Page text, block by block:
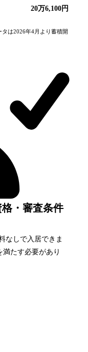
20万6,100円
は2026年4月より蓄積開
・審査条件
なしで入居できま
たす必要があり